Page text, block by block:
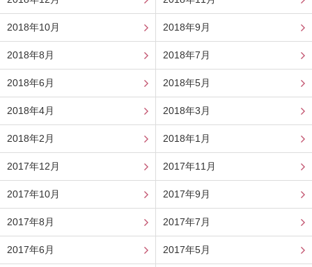
2018年10月 2018年9月
2018年8月 2018年7月
2018年6月 2018年5月
2018年4月 2018年3月
2018年2月 2018年1月
2017年12月 2017年11月
2017年10月 2017年9月
2017年8月 2017年7月
2017年6月 2017年5月